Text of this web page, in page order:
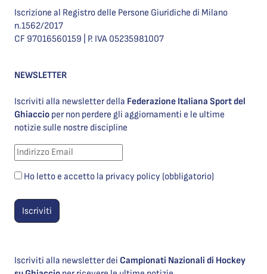
Iscrizione al Registro delle Persone Giuridiche di Milano
n.1562/2017
CF 97016560159 | P. IVA 05235981007
NEWSLETTER
Iscriviti alla newsletter della Federazione Italiana Sport del
Ghiaccio per non perdere gli aggiornamenti e le ultime
notizie sulle nostre discipline
Ho letto e accetto la privacy policy (obbligatorio)
Iscriviti alla newsletter dei Campionati Nazionali di Hockey